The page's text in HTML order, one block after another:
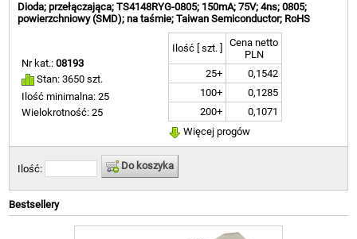
Dioda; przełączająca; TS4148RYG-0805; 150mA; 75V; 4ns; 0805;
powierzchniowy (SMD); na taśmie; Taiwan Semiconductor; RoHS
Nr kat.:08193
Stan: 3650 szt.
Ilość minimalna: 25
Wielokrotność: 25
Ilość [ szt. ]
Cena netto
PLN
25+
0,1542
100+
0,1285
200+
0,1071
Więcej progów
Ilość: Do koszyka
Bestsellery